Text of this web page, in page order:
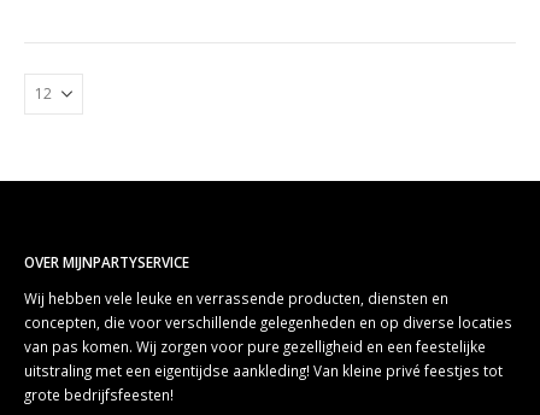
OVER MIJNPARTYSERVICE
Wij hebben vele leuke en verrassende producten, diensten en
concepten, die voor verschillende gelegenheden en op diverse locaties
van pas komen. Wij zorgen voor pure gezelligheid en een feestelijke
uitstraling met een eigentijdse aankleding! Van kleine privé feestjes tot
grote bedrijfsfeesten!